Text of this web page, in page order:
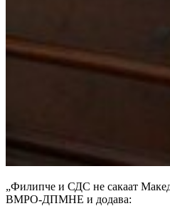
„Филипче и СДС не сакаат
ВМРО-ДПМНЕ и додава: